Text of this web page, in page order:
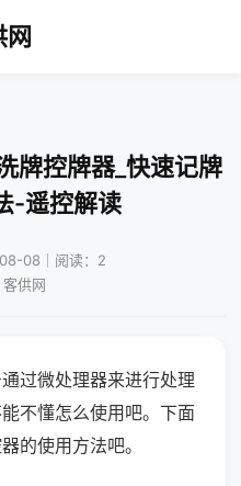
网
牌控牌器_快速记牌
-遥控解读
08｜阅读：2
供网
过微处理器来进行处理
不懂怎么使用吧。下面
的使用方法吧。